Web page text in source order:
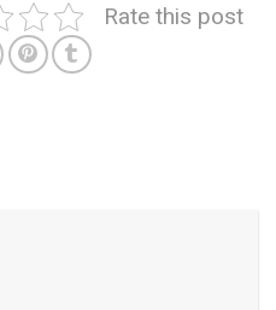
Rate this post